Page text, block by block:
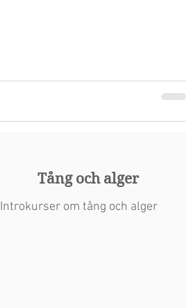
Tång och alger
Introkurser om tång och alger